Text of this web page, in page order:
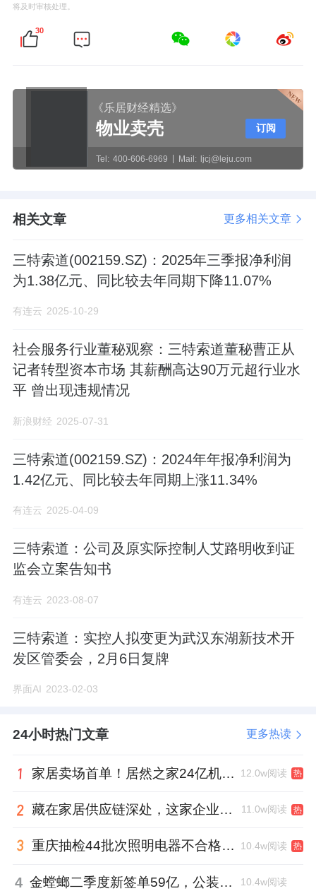
将及时审核处理。
30
《乐居财经精选》
物业卖壳
Tel: 400-606-6969 Mail: ljcj@leju.com
订阅
相关文章 更多相关文章
三特索道(002159.SZ)：2025年三季报净利润
为1.38亿元、同比较去年同期下降11.07%
有连云 2025-10-29
社会服务行业董秘观察：三特索道董秘曹正从
记者转型资本市场 其薪酬高达90万元超行业水
平 曾出现违规情况
新浪财经 2025-07-31
三特索道(002159.SZ)：2024年年报净利润为
1.42亿元、同比较去年同期上涨11.34%
有连云 2025-04-09
三特索道：公司及原实际控制人艾路明收到证
监会立案告知书
有连云 2023-08-07
三特索道：实控人拟变更为武汉东湖新技术开
发区管委会，2月6日复牌
界面AI 2023-02-03
24小时热门文章 更多热读
家居卖场首单！居然之家24亿机构间REITs获深交所无异议函 12.0w阅读 热
藏在家居供应链深处，这家企业正在悄悄转型 11.0w阅读 热
重庆抽检44批次照明电器不合格，木林森全资子公司被点名 10.4w阅读 热
4 金螳螂二季度新签单59亿，公装业务贡献逾八成 10.4w阅读